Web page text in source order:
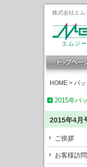
株式会社エム
エムジ
HOME > バ
2015年バ
2015年4月
ご挨拶
お客様訪